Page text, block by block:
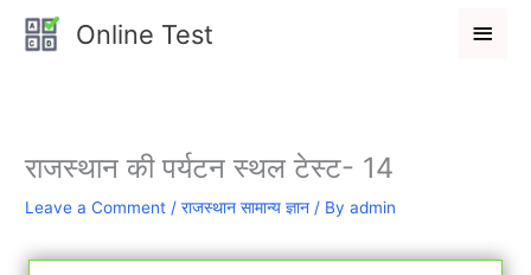
Online Test
Main
राजस्थान की पर्यटन स्थल टेस्ट- 14
Leave a Comment /राजस्थान सामान्य ज्ञान / Byadmin